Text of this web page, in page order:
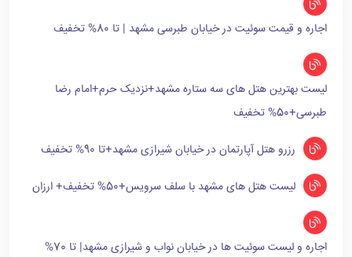
اجاره و قیمت سوئیت در خیابان طبرسی مشهد | تا 80% تخفیف
لیست بهترین هتل های سه ستاره مشهد+نزدیک حرم+امام رضا
طبرسی+50% تخفیف
رزرو هتل آپارتمان در خیابان شیرازی مشهد+تا 90% تخفیف
لیست هتل های مشهد با سلف سرویس+50% تخفیف+ ارزان
اجاره و لیست سوئیت ها در خیابان نواب و شیرازی مشهد| تا 70%